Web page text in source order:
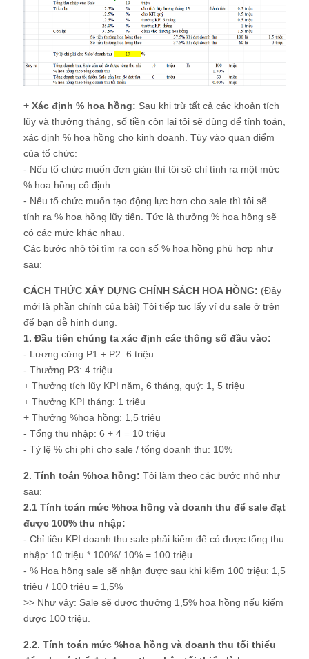
+ Xác định % hoa hồng: Sau khi trừ tất cả các khoản tích
lũy và thưởng tháng, số tiền còn lại tôi sẽ dùng để tính toán,
xác định % hoa hồng cho kinh doanh. Tùy vào quan điểm
của tổ chức:
- Nếu tổ chức muốn đơn giản thì tôi sẽ chỉ tính ra một mức
% hoa hồng cố định.
- Nếu tổ chức muốn tạo động lực hơn cho sale thì tôi sẽ
tính ra % hoa hồng lũy tiến. Tức là thưởng % hoa hồng sẽ
có các mức khác nhau.
Các bước nhỏ tôi tìm ra con số % hoa hồng phù hợp như
sau:
CÁCH THỨC XÂY DỰNG CHÍNH SÁCH HOA HỒNG: (Đây
mới là phần chính của bài) Tôi tiếp tục lấy ví dụ sale ở trên
để bạn dễ hình dung.
1. Đầu tiên chúng ta xác định các thông số đầu vào:
- Lương cứng P1 + P2: 6 triệu
- Thưởng P3: 4 triệu
+ Thưởng tích lũy KPI năm, 6 tháng, quý: 1, 5 triệu
+ Thưởng KPI tháng: 1 triệu
+ Thưởng %hoa hồng: 1,5 triệu
- Tổng thu nhập: 6 + 4 = 10 triệu
- Tỷ lệ % chi phí cho sale / tổng doanh thu: 10%
2. Tính toán %hoa hồng: Tôi làm theo các bước nhỏ như
sau:
2.1 Tính toán mức %hoa hồng và doanh thu để sale đạt
được 100% thu nhập:
- Chỉ tiêu KPI doanh thu sale phải kiếm để có được tổng thu
nhập: 10 triệu * 100%/ 10% = 100 triệu.
- % Hoa hồng sale sẽ nhận được sau khi kiếm 100 triệu: 1,5
triệu / 100 triệu = 1,5%
>> Như vậy: Sale sẽ được thưởng 1,5% hoa hồng nếu kiếm
được 100 triệu.
2.2. Tính toán mức %hoa hồng và doanh thu tối thiểu